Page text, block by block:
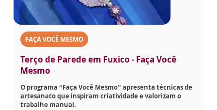
FAÇA VOCÊ MESMO
Terço de Parede em Fuxico - Faça Você
Mesmo
O programa “Faça Você Mesmo” apresenta técnicas de
artesanato que inspiram criatividade e valorizam o
trabalho manual.